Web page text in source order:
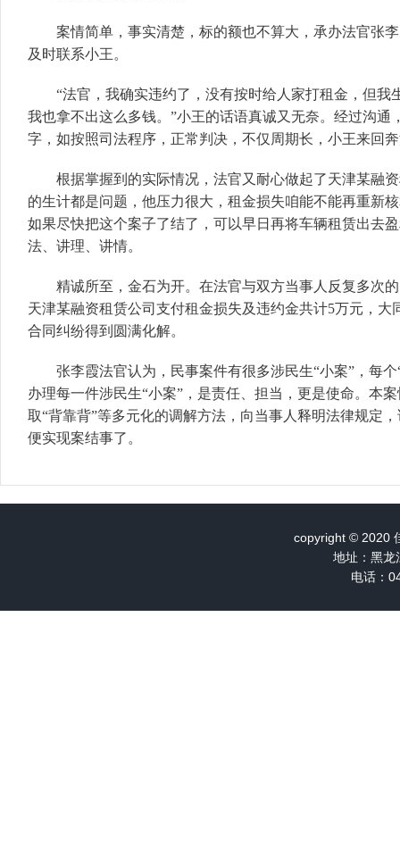
案情简单，事实清楚，标的额也不算大，承办法官张李
及时联系小王。
“法官，我确实违约了，没有按时给人家打租金，但我
我也拿不出这么多钱。”小王的话语真诚又无奈。经过沟
字，如按照司法程序，正常判决，不仅周期长，小王来回
根据掌握到的实际情况，法官又耐心做起了天津某融资
的生计都是问题，他压力很大，租金损失咱能不能再重新
如果尽快把这个案子了结了，可以早日再将车辆租赁出去
法、讲理、讲情。
精诚所至，金石为开。在法官与双方当事人反复多次的
天津某融资租赁公司支付租金损失及违约金共计5万元，
合同纠纷得到圆满化解。
张李霞法官认为，民事案件有很多涉民生“小案”，每个
办理每一件涉民生“小案”，是责任、担当，更是使命。本
取“背靠背”等多元化的调解方法，向当事人释明法律规定
便实现案结事了。
copyright © 2020
地址：黑龙
电话：